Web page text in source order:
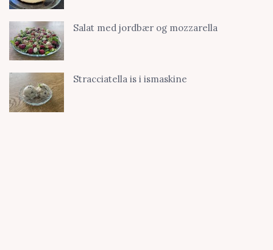
Salat med jordbær og mozzarella
Stracciatella is i ismaskine